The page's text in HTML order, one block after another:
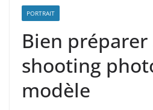
PORTRAIT
Bien préparer
shooting
modèle